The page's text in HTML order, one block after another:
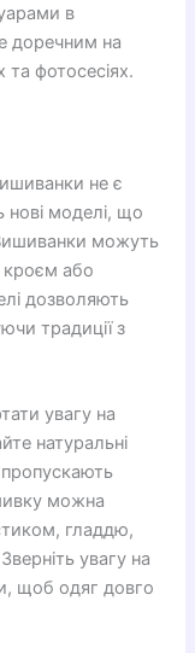
в
доречним на
та фотосесіях.
не є
моделі, що
можуть
або
дозволяють
традиції з
увагу на
натуральні
пропускають
можна
гладдю,
увагу на
щоб одяг довго